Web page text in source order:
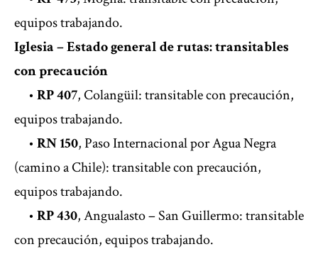
equipos trabajando.
Iglesia – Estado general de rutas: transitables
con precaución
• RP 407, Colangüil: transitable con precaución,
equipos trabajando.
• RN 150, Paso Internacional por Agua Negra
(camino a Chile): transitable con precaución,
equipos trabajando.
• RP 430, Angualasto – San Guillermo: transitable
con precaución, equipos trabajando.